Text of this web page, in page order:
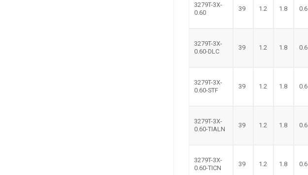
3279T-3X-
0.60
39 1.2 1.8 0.6
3279T-3X-
0.60-DLC
39 1.2 1.8 0.6
3279T-3X-
0.60-STF
39 1.2 1.8 0.6
3279T-3X-
0.60-TIALN
39 1.2 1.8 0.6
3279T-3X-
0.60-TICN
39 1.2 1.8 0.6